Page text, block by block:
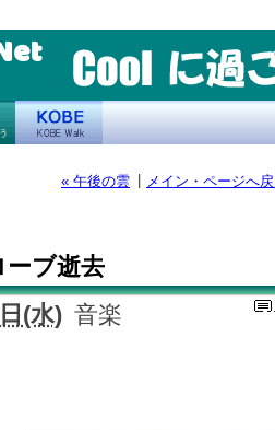
« 午後の雲 メイン・ページへ
ブ逝去
(水) 音楽